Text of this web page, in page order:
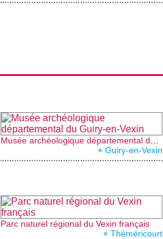
⌖ Guiry-en-Vexin
Parc naturel régional du Vexin français
⌖ Théméricourt